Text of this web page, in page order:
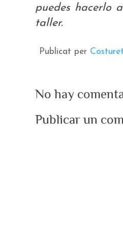
puedes hacerlo
taller.
Publicat per
No hay
Publicar un